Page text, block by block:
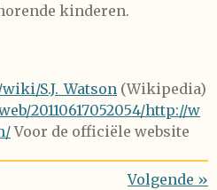
kinderen.
S.J._Watson (Wikipedia)
20110617052054/http://w
Voor de officiële website
Volgende »